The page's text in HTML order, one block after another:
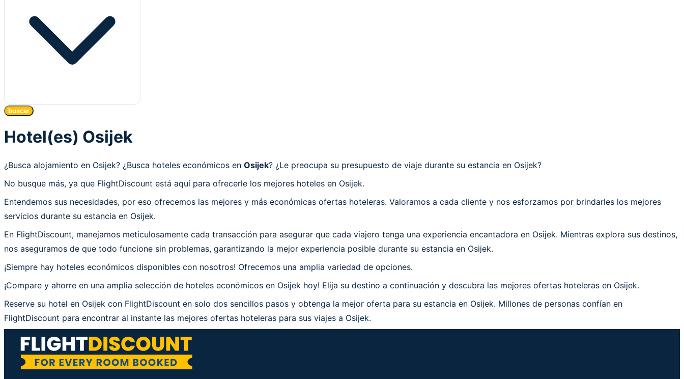
buscar
Hotel(es) Osijek
¿Busca alojamiento en Osijek? ¿Busca hoteles económicos en Osijek? ¿Le preocupa su presupuesto de viaje durante su estancia en Osijek?
No busque más, ya que FlightDiscount está aquí para ofrecerle los mejores hoteles en Osijek.
Entendemos sus necesidades, por eso ofrecemos las mejores y más económicas ofertas hoteleras. Valoramos a cada cliente y nos esforzamos por brindarles los mejores
servicios durante su estancia en Osijek.
En FlightDiscount, manejamos meticulosamente cada transacción para asegurar que cada viajero tenga una experiencia encantadora en Osijek. Mientras explora sus destinos,
nos aseguramos de que todo funcione sin problemas, garantizando la mejor experiencia posible durante su estancia en Osijek.
¡Siempre hay hoteles económicos disponibles con nosotros! Ofrecemos una amplia variedad de opciones.
¡Compare y ahorre en una amplia selección de hoteles económicos en Osijek hoy! Elija su destino a continuación y descubra las mejores ofertas hoteleras en Osijek.
Reserve su hotel en Osijek con FlightDiscount en solo dos sencillos pasos y obtenga la mejor oferta para su estancia en Osijek. Millones de personas confían en
FlightDiscount para encontrar al instante las mejores ofertas hoteleras para sus viajes a Osijek.